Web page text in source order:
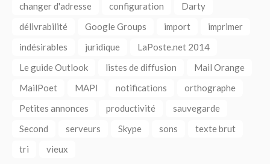
changer d'adresse
configuration
Darty
délivrabilité
Google Groups import
imprimer
indésirables
juridique
LaPoste.net 2014
Le guide Outlook
listes de diffusion
Mail Orange
MailPoet
MAPI notifications
orthographe
Petites annonces
productivité
sauvegarde
Second
serveurs Skype sons
texte brut
tri
vieux